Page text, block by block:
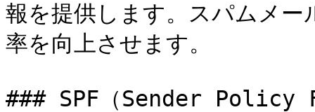
報を提供します。スパムメ
率を向上させます。
### SPF（Sender Policy